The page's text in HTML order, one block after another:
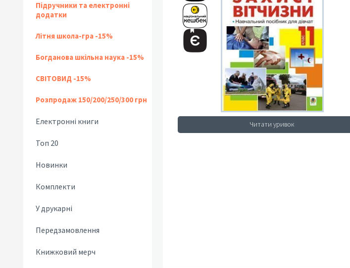
Підручники та електронні
додатки
Літня школа-гра -15%
Богданова шкільна наука -15%
СВІТОВИД -15%
Розпродаж 150/200/250/300 грн
Електронні книги
Топ 20
Новинки
Комплекти
У друкарні
Передзамовлення
Книжковий мерч
Читати уривок